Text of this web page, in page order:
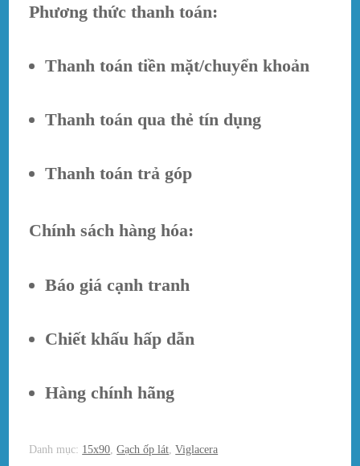
Phương thức thanh toán:
Thanh toán tiền mặt/chuyển khoản
Thanh toán qua thẻ tín dụng
Thanh toán trả góp
Chính sách hàng hóa:
Báo giá cạnh tranh
Chiết khấu hấp dẫn
Hàng chính hãng
Danh mục: 15x90,Gạch ốp lát,Viglacera